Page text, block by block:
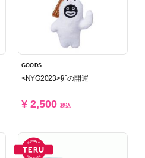
GOODS
<NYG2023>卯の開運
¥ 2,500 税込